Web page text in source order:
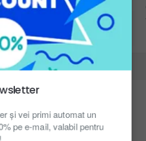
și vei primi automat un
pe e-mail, valabil pentru
Cos pentru depozitare jucarii cu covoras de joaca 2 în 1